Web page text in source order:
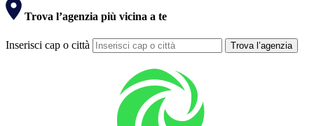
Trova l’agenzia più vicina a te
Inserisci cap o città Trova l’agenzia